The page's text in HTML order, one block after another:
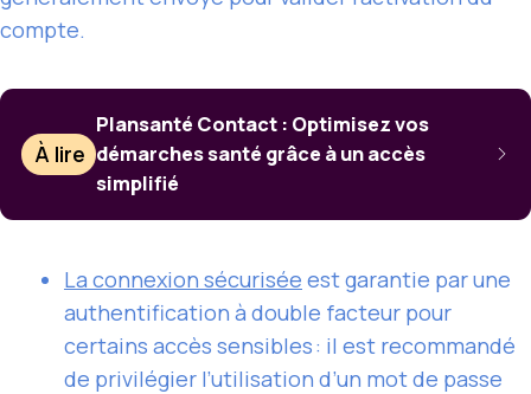
compte.
À lire
Plansanté Contact : Optimisez vos
démarches santé grâce à un accès
simplifié
La connexion sécurisée est garantie par une
authentification à double facteur pour
certains accès sensibles : il est recommandé
de privilégier l’utilisation d’un mot de passe